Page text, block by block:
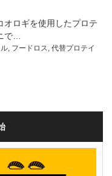
オロギを使用したプロテ
で…
, フードロス, 代替プロテイ